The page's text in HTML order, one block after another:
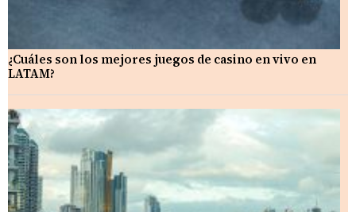
¿Cuáles son los mejores juegos de casino en vivo en
LATAM?